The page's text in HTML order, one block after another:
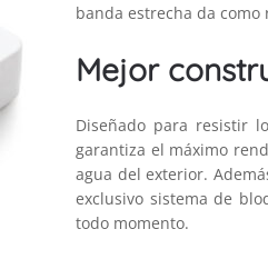
banda estrecha da
Mejor
Diseñado para resistir
garantiza el máximo
agua del exterior.
exclusivo sistema de
todo momento.